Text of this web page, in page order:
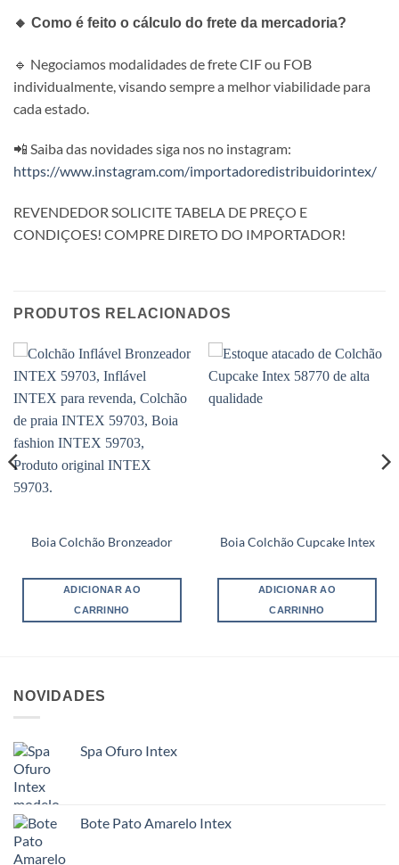
🔸 Como é feito o cálculo do frete da mercadoria?
🔹 Negociamos modalidades de frete CIF ou FOB
individualmente, visando sempre a melhor viabilidade para
cada estado.
📲 Saiba das novidades siga nos no instagram:
https://www.instagram.com/importadoredistribuidorintex/
REVENDEDOR SOLICITE TABELA DE PREÇO E
CONDIÇOES! COMPRE DIRETO DO IMPORTADOR!
PRODUTOS RELACIONADOS
Boia Colchão Bronzeador
ADICIONAR AO
CARRINHO
Boia Colchão Cupcake Intex
ADICIONAR AO
CARRINHO
NOVIDADES
Spa Ofuro Intex
Bote Pato Amarelo Intex